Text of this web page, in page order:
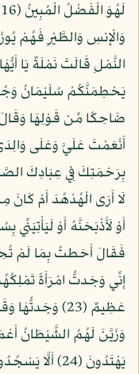
النَّمْلِ قَالَتْ نَمْلَةٌ يَا
ضَاحِكًا مِّن قَوْلِهَا
أَنْعَمْتَ عَلَيَّ وَعَلَى
إِنِّي وَجَدتُّ امْرَأَةً
عَظِيمٌ (23)
وَزَيَّنَ لَهُمُ الشَّيْطَانُ
يَهْتَدُونَ (24)